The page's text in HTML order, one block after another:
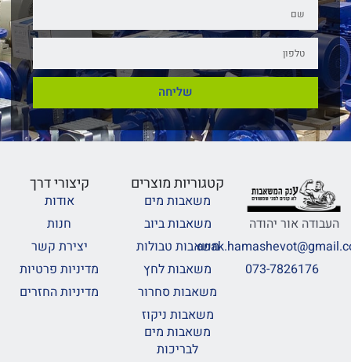
שליחה
העבודה אור יהודה
073-7826176
קטגוריות מוצרים
משאבות מים
משאבות ביוב
משאבות טבולות
משאבות לחץ
משאבות סחרור
משאבות ניקוז
משאבות מים
לבריכות
קיצורי דרך
אודות
חנות
יצירת קשר
מדיניות פרטיות
מדיניות החזרים